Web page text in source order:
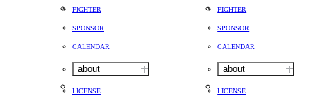
FIGHTER
SPONSOR
CALENDAR
about
LICENSE
FIGHTER
SPONSOR
CALENDAR
about
LICENSE